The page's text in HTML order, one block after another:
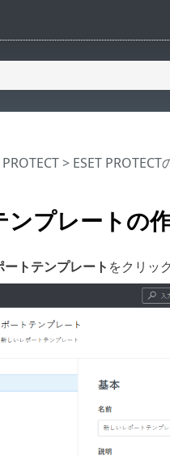
プレートの
PROTECT> ESET PROTECT
トテンプレート をクリッ